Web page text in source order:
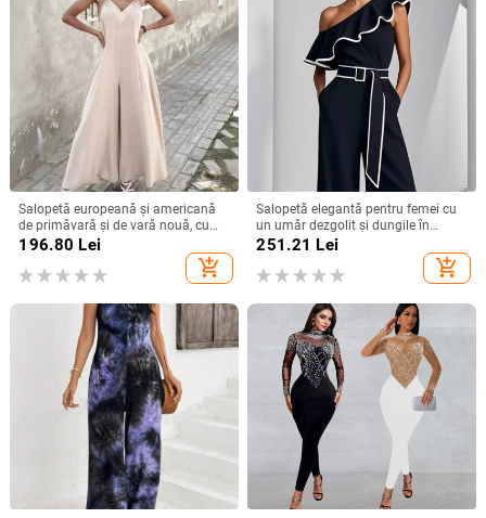
Salopetă europeană și americană
de primăvară și de vară nouă, cu
bretele transfrontaliere, decolteu în
dreaptă, minimalistă
196.80 Lei
add_shopping_cart
Salopetă elegantă pentru femei cu
un umăr dezgolit și dungile în
contrast, din poliester, talie înaltă,
251.21 Lei
add_shopping_cart